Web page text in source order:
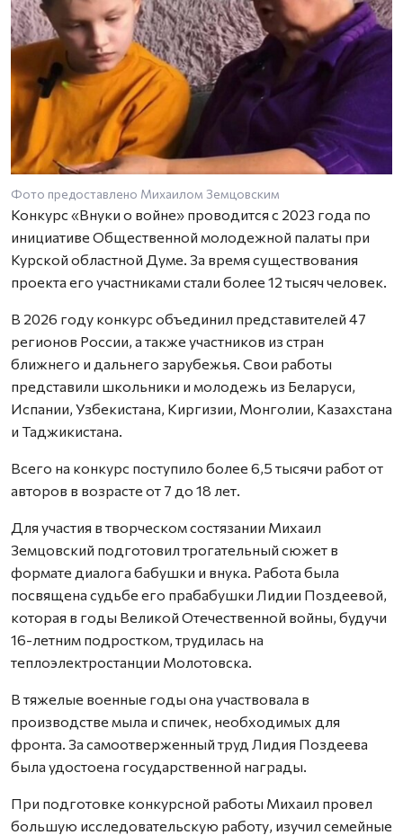
Фото предоставлено Михаилом Земцовским
Конкурс «Внуки о войне» проводится с 2023 года по
инициативе Общественной молодежной палаты при
Курской областной Думе. За время существования
проекта его участниками стали более 12 тысяч человек.
В 2026 году конкурс объединил представителей 47
регионов России, а также участников из стран
ближнего и дальнего зарубежья. Свои работы
представили школьники и молодежь из Беларуси,
Испании, Узбекистана, Киргизии, Монголии, Казахстана
и Таджикистана.
Всего на конкурс поступило более 6,5 тысячи работ от
авторов в возрасте от 7 до 18 лет.
Для участия в творческом состязании Михаил
Земцовский подготовил трогательный сюжет в
формате диалога бабушки и внука. Работа была
посвящена судьбе его прабабушки Лидии Поздеевой,
которая в годы Великой Отечественной войны, будучи
16-летним подростком, трудилась на
теплоэлектростанции Молотовска.
В тяжелые военные годы она участвовала в
производстве мыла и спичек, необходимых для
фронта. За самоотверженный труд Лидия Поздеева
была удостоена государственной награды.
При подготовке конкурсной работы Михаил провел
большую исследовательскую работу, изучил семейные